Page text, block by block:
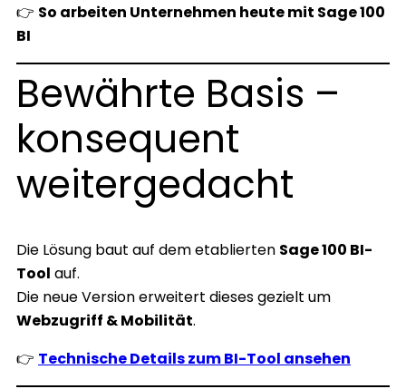
👉 So arbeiten Unternehmen heute mit Sage 100
BI
Bewährte Basis –
konsequent
weitergedacht
Die Lösung baut auf dem etablierten Sage 100 BI-
Tool auf.
Die neue Version erweitert dieses gezielt um
Webzugriff & Mobilität.
👉 Technische Details zum BI-Tool ansehen